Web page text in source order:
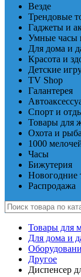
Везде
Трендовые
Гаджеты и
Умные часы
Для дома и
Красота и
Детские
TV Shop
Галантерея
Спорт и
Товары для
Охота и
1000
Часы
Бижутерия
Новогодние
Распродажа
Товары для
Для дома и
Другое
Диспенсер